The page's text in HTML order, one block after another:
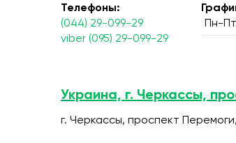
Телефоны:
(044) 29-099-29
viber (095) 29-099-29
Пн-
Украина, г. Черкассы,
г. Черкассы, проспект Перемоги,